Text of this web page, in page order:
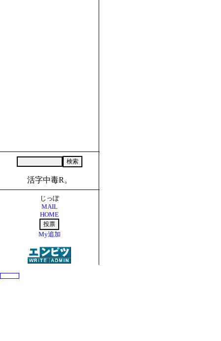
活字中毒R。
じっぽ
MAIL
HOME
My追加